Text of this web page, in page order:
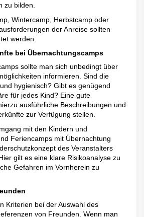
zu bilden.
Wintercamp, Herbstcamp oder
der Anreise sollten
werden.
bei Übernachtungscamps
sollte man sich unbedingt über
informieren. Sind die
hygienisch? Gibt es genügend
für jedes Kind? Eine gute
ausführliche Beschreibungen und
zur Verfügung stellen.
mit den Kindern und
Feriencamps mit Übernachtung
des Veranstalters
gilt es eine klare Risikoanalyse zu
Gefahren im Vornherein zu
Kriterien bei der Auswahl des
von Freunden. Wenn man